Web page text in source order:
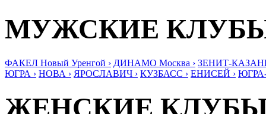
МУЖСКИЕ
ФАКЕЛ Новый Уренгой › ДИНАМО Москва › ЗЕНИТ-
ЮГРА › НОВА › ЯРОСЛАВИЧ › КУЗБАСС › ЕНИСЕЙ ›
ЖЕНСКИЕ